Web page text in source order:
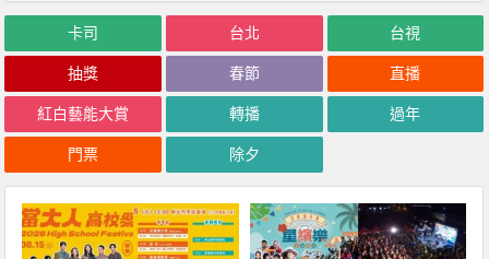
卡司 台北 台視
抽獎 春節 直播
紅白藝能大賞 轉播 過年
門票 除夕